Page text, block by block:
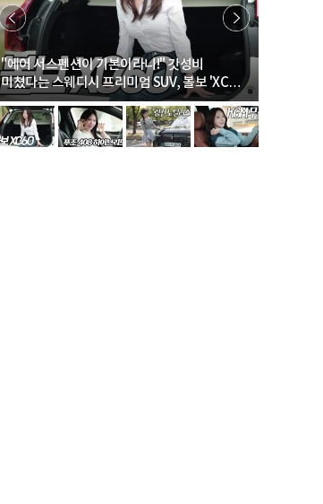
"에어 서스펜션이 기본이라니!" 갓성비
미쳤다는 스웨디시 프리미엄 SUV, 볼보 'XC60
B5 울트라'